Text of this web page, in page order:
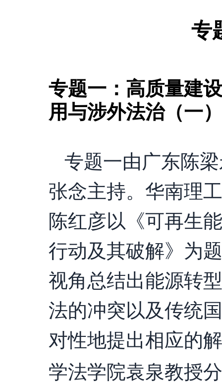
专
专题一：高质量建
用与涉外法治（一）
专题一由广东陈
张念主持。华南理
陈红彦以《可再生
行动及其破解》为
视角总结出能源转
法的冲突以及传统
对性地提出相应的
学法学院袁泉教授